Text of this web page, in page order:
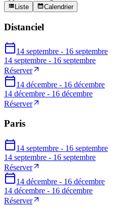
Liste Calendrier
Distanciel
14 septembre - 16 septembre
14 septembre - 16 septembre
Réserver
14 décembre - 16 décembre
14 décembre - 16 décembre
Réserver
Paris
14 septembre - 16 septembre
14 septembre - 16 septembre
Réserver
14 décembre - 16 décembre
14 décembre - 16 décembre
Réserver